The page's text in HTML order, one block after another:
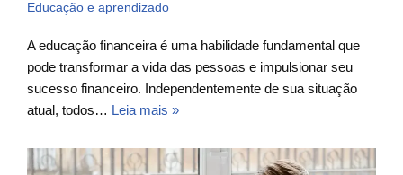
Educação e aprendizado
A educação financeira é uma habilidade fundamental que
pode transformar a vida das pessoas e impulsionar seu
sucesso financeiro. Independentemente de sua situação
atual, todos… Leia mais »